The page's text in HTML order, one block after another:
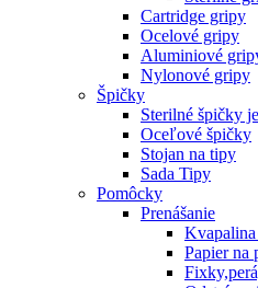
Cartridge gripy
Ocelové gripy
Aluminiové
Nylonové gripy
Špičky
Sterilné špičky
Oceľové špičky
Stojan na tipy
Sada Tipy
Pomôcky
Prenášanie
Kvapalina
Papier na